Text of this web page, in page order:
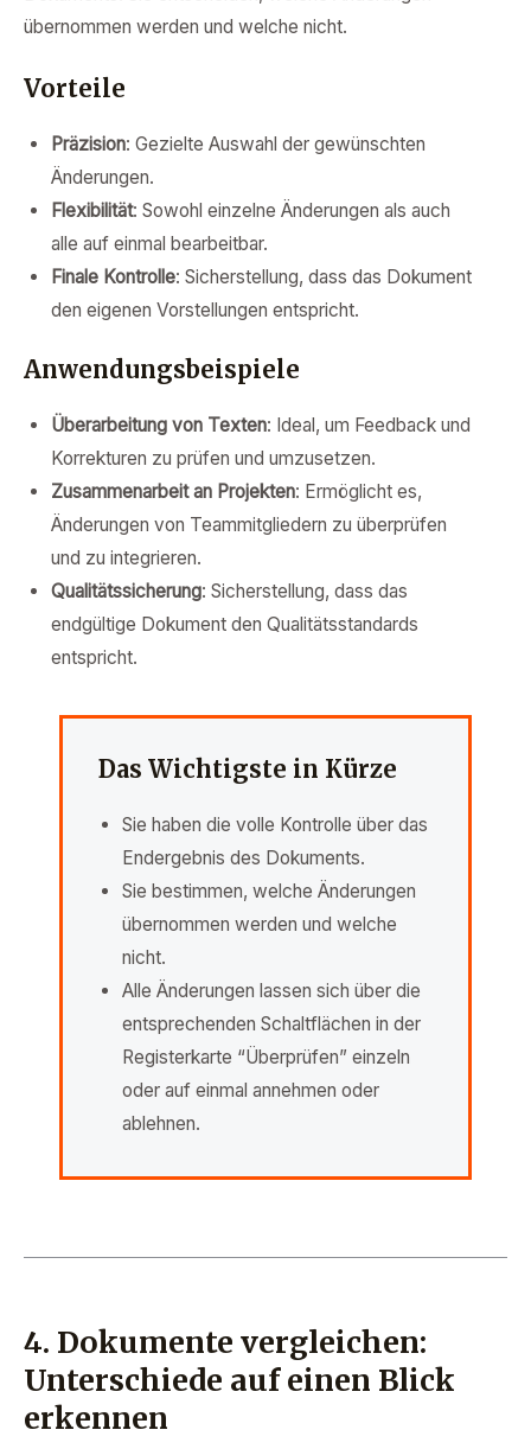
übernommen werden und welche nicht.
Vorteile
Präzision: Gezielte Auswahl der gewünschten
Änderungen.
Flexibilität: Sowohl einzelne Änderungen als auch
alle auf einmal bearbeitbar.
Finale Kontrolle: Sicherstellung, dass das Dokument
den eigenen Vorstellungen entspricht.
Anwendungsbeispiele
Überarbeitung von Texten: Ideal, um Feedback und
Korrekturen zu prüfen und umzusetzen.
Zusammenarbeit an Projekten: Ermöglicht es,
Änderungen von Teammitgliedern zu überprüfen
und zu integrieren.
Qualitätssicherung: Sicherstellung, dass das
endgültige Dokument den Qualitätsstandards
entspricht.
Das Wichtigste in Kürze
Sie haben die volle Kontrolle über das
Endergebnis des Dokuments.
Sie bestimmen, welche Änderungen
übernommen werden und welche
nicht.
Alle Änderungen lassen sich über die
entsprechenden Schaltflächen in der
Registerkarte “Überprüfen” einzeln
oder auf einmal annehmen oder
ablehnen.
4. Dokumente vergleichen:
Unterschiede auf einen Blick
erkennen